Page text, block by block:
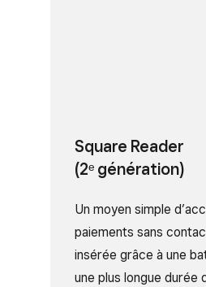
Square Reader
(2ᵉ génération)
Un moyen simple
paiements sans
insérée grâce à une
une plus longue durée